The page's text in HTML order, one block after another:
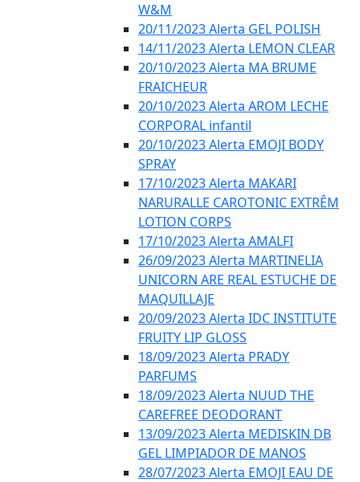
W&M
20/11/2023 Alerta GEL POLISH
14/11/2023 Alerta LEMON CLEAR
20/10/2023 Alerta MA BRUME
FRAICHEUR
20/10/2023 Alerta AROM LECHE
CORPORAL infantil
20/10/2023 Alerta EMOJI BODY
SPRAY
17/10/2023 Alerta MAKARI
NARURALLE CAROTONIC EXTRÊM
LOTION CORPS
17/10/2023 Alerta AMALFI
26/09/2023 Alerta MARTINELIA
UNICORN ARE REAL ESTUCHE DE
MAQUILLAJE
20/09/2023 Alerta IDC INSTITUTE
FRUITY LIP GLOSS
18/09/2023 Alerta PRADY
PARFUMS
18/09/2023 Alerta NUUD THE
CAREFREE DEODORANT
13/09/2023 Alerta MEDISKIN DB
GEL LIMPIADOR DE MANOS
28/07/2023 Alerta EMOJI EAU DE